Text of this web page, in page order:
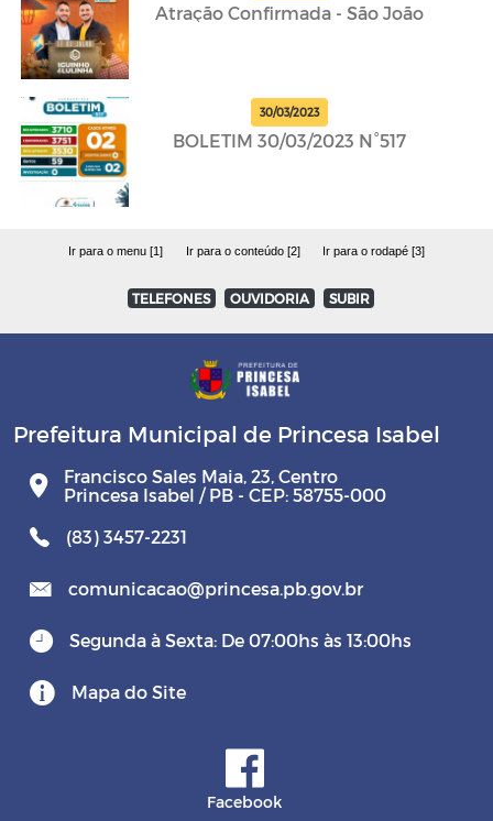
Atração Confirmada - São João
30/03/2023
BOLETIM 30/03/2023 N°517
Ir para o menu [1] Ir para o conteúdo [2] Ir para o rodapé [3]
TELEFONES OUVIDORIA SUBIR
Prefeitura Municipal de Princesa Isabel
Francisco Sales Maia, 23, Centro
Princesa Isabel / PB - CEP: 58755-000
(83) 3457-2231
comunicacao@princesa.pb.gov.br
Segunda à Sexta: De 07:00hs às 13:00hs
Mapa do Site
Facebook